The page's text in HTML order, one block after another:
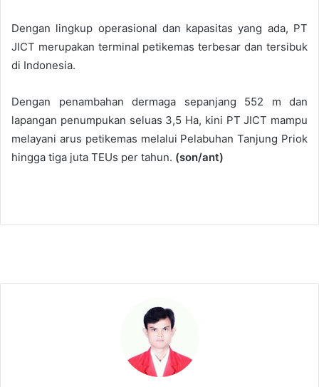
Dengan lingkup operasional dan kapasitas yang ada, PT
JICT merupakan terminal petikemas terbesar dan tersibuk
di Indonesia.
Dengan penambahan dermaga sepanjang 552 m dan
lapangan penumpukan seluas 3,5 Ha, kini PT JICT mampu
melayani arus petikemas melalui Pelabuhan Tanjung Priok
hingga tiga juta TEUs per tahun. (son/ant)